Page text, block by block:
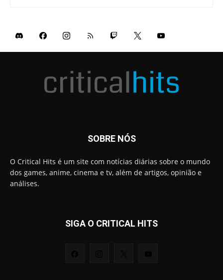
SOBRE NÓS
O Critical Hits é um site com notícias diárias sobre o mundo
dos games, anime, cinema e tv, além de artigos, opinião e
análises.
SIGA O CRITICAL HITS